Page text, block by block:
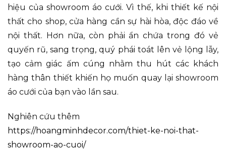
hiệu của showroom áo cưới. Vì thế, khi thiết kế nội
thất cho shop, cửa hàng cần sự hài hòa, độc đáo về
nội thất. Hơn nữa, còn phải ẩn chứa trong đó vẻ
quyến rũ, sang trọng, quý phái toát lên vẻ lộng lẫy,
tạo cảm giác ấm cúng nhằm thu hút các khách
hàng thân thiết khiến họ muốn quay lại showroom
áo cưới của bạn vào lần sau.
Nghiên cứu thêm
https://hoangminhdecor.com/thiet-ke-noi-that-
showroom-ao-cuoi/